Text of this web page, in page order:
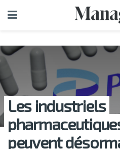
Les industriels
peuvent